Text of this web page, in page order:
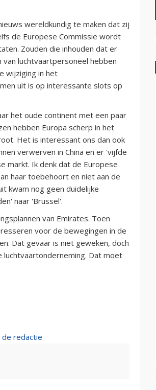
wereldkundig te maken dat zij
de Europese Commissie wordt
Zouden die inhouden dat er
luchtvaartpersoneel hebben
wijziging in het
uit is op interessante slots op
het oude continent met een paar
hebben Europa scherp in het
Het is interessant ons dan ook
verwerven in China en er 'vijfde
markt. Ik denk dat de Europese
haar toebehoort en niet aan de
kwam nog geen duidelijke
naar 'Brussel'.
van Emirates. Toen
voor de bewegingen in de
Dat gevaar is niet geweken, doch
luchtvaartonderneming. Dat moet
de redactie